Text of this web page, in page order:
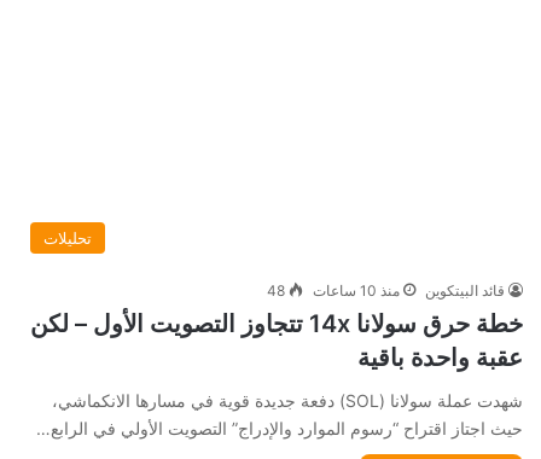
تحليلات
قائد البيتكوين منذ 10 ساعات 48
خطة حرق سولانا 14x تتجاوز التصويت الأول – لكن
عقبة واحدة باقية
شهدت عملة سولانا (SOL) دفعة جديدة قوية في مسارها الانكماشي،
حيث اجتاز اقتراح “رسوم الموارد والإدراج” التصويت الأولي في الرابع…